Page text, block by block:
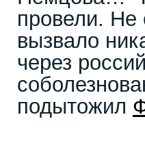
провели.
вызвало
через
подытожил